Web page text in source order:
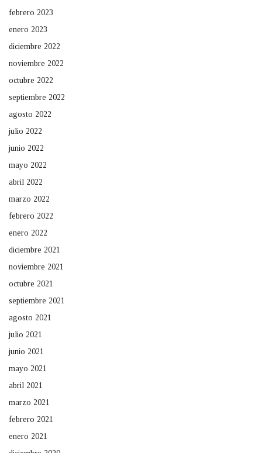
febrero 2023
enero 2023
diciembre 2022
noviembre 2022
octubre 2022
septiembre 2022
agosto 2022
julio 2022
junio 2022
mayo 2022
abril 2022
marzo 2022
febrero 2022
enero 2022
diciembre 2021
noviembre 2021
octubre 2021
septiembre 2021
agosto 2021
julio 2021
junio 2021
mayo 2021
abril 2021
marzo 2021
febrero 2021
enero 2021